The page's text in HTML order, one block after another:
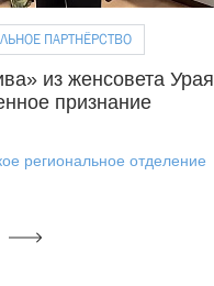
ПАРТНЁРСТВО
из женсовета Урая
признание
региональное отделение